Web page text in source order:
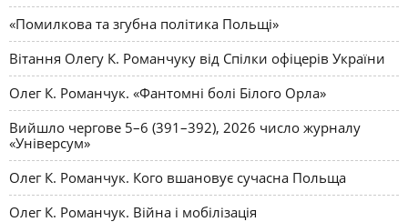
«Помилкова та згубна політика Польщі»
Вітання Олегу К. Романчуку від Спілки офіцерів України
Олег К. Романчук. «Фантомні болі Білого Орла»
Вийшло чергове 5–6 (391–392), 2026 число журналу
«Універсум»
Олег К. Романчук. Кого вшановує сучасна Польща
Олег К. Романчук. Війна і мобілізація